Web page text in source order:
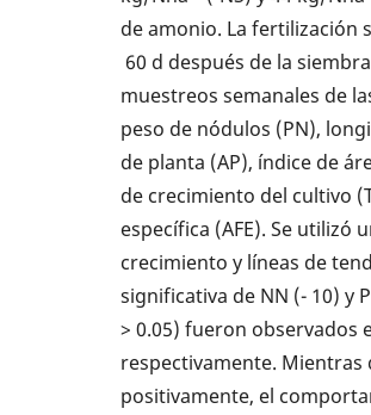
de amonio. La fertilización
60 d después de la
muestreos semanales de
peso de nódulos (PN),
de planta (AP), índice de
de crecimiento del cultivo
específica (AFE). Se utilizó
crecimiento y líneas de
significativa de NN (- 10) y
> 0.05) fueron observados
respectivamente. Mientras
positivamente, el